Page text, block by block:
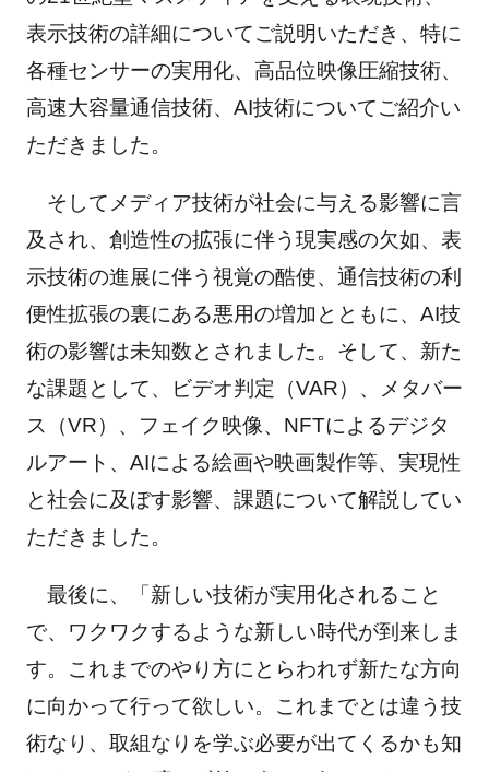
表示技術の詳細についてご説明いただき、特に
各種センサーの実用化、高品位映像圧縮技術、
高速大容量通信技術、AI技術についてご紹介い
ただきました。
そしてメディア技術が社会に与える影響に言
及され、創造性の拡張に伴う現実感の欠如、表
示技術の進展に伴う視覚の酷使、通信技術の利
便性拡張の裏にある悪用の増加とともに、AI技
術の影響は未知数とされました。そして、新た
な課題として、ビデオ判定（VAR）、メタバー
ス（VR）、フェイク映像、NFTによるデジタ
ルアート、AIによる絵画や映画製作等、実現性
と社会に及ぼす影響、課題について解説してい
ただきました。
最後に、「新しい技術が実用化されること
で、ワクワクするような新しい時代が到来しま
す。これまでのやり方にとらわれず新たな方向
に向かって行って欲しい。これまでとは違う技
術なり、取組なりを学ぶ必要が出てくるかも知